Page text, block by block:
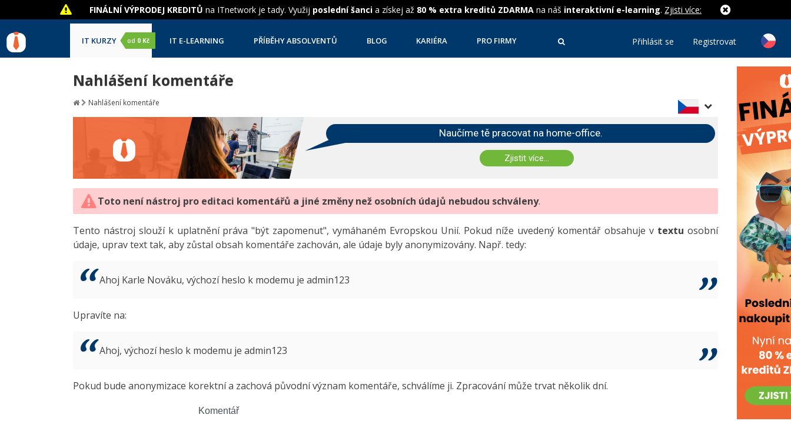
FINÁLNÍ VÝPRODEJ KREDITŮ na ITnetwork je tady. Využij poslední šanci a získej až 80 % extra kreditů ZDARMA na náš interaktivní e-learning. Zjisti více:
IT KURZY od 0 Kč IT E-LEARNING PŘÍBĚHY ABSOLVENTŮ BLOG KARIÉRA PRO FIRMY Přihlásit se Registrovat
Nahlášení komentáře
Nahlášení komentáře
Naučíme tě pracovat na home-office.
Zjistit více...
Toto není nástroj pro editaci komentářů a jiné změny než osobních údajů nebudou schváleny.
Tento nástroj slouží k uplatnění práva "být zapomenut", vymáhaném Evropskou Unií. Pokud níže uvedený komentář obsahuje v textu osobní
údaje, uprav text tak, aby zůstal obsah komentáře zachován, ale údaje byly anonymizovány. Např. tedy:
Ahoj Karle Nováku, výchozí heslo k modemu je admin123
Upravíte na:
Ahoj, výchozí heslo k modemu je admin123
Pokud bude anonymizace korektní a zachová původní význam komentáře, schválíme ji. Zpracování může trvat několik dní.
Komentář